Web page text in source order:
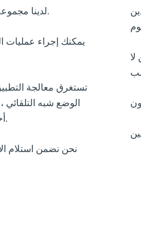
لدينا مجموعة متنوعة من وجهات التبادل.
يمكنك إجراء عمليات
الوضع شبه
أخطاء أو عواقب سلبية أخرى.
نحن نضمن استلام